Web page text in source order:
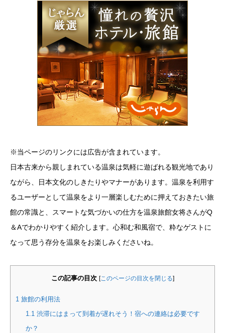
※当ページのリンクには広告が含まれています。
日本古来から親しまれている温泉は気軽に遊ばれる観光地であり
ながら、日本文化のしきたりやマナーがあります。温泉を利用す
るユーザーとして温泉をより一層楽しむために押えておきたい旅
館の常識と、スマートな気づかいの仕方を温泉旅館女将さんがQ
＆Aでわかりやすく紹介します。心和む和風宿で、粋なゲストに
なって思う存分を温泉をお楽しみくださいね。
この記事の目次 [このページの目次を閉じる]
1 旅館の利用法
1.1渋滞にはまって到着が遅れそう！宿への連絡は必要です
か？